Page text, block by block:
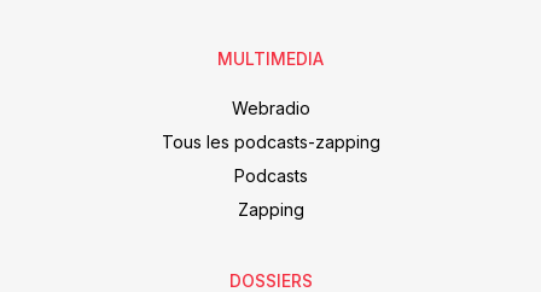
MULTIMEDIA
Webradio
Tous les podcasts-zapping
Podcasts
Zapping
DOSSIERS